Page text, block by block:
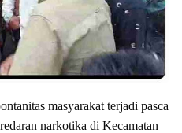
masyarakat terjadi pasca
narkotika di Kecamatan